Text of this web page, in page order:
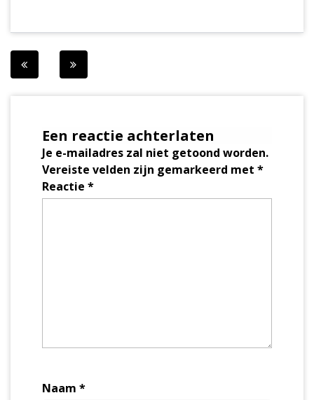
Berichtnavigatie
Een reactie achterlaten
Je e-mailadres zal niet getoond worden.
Vereiste velden zijn gemarkeerd met *
Reactie *
Naam *